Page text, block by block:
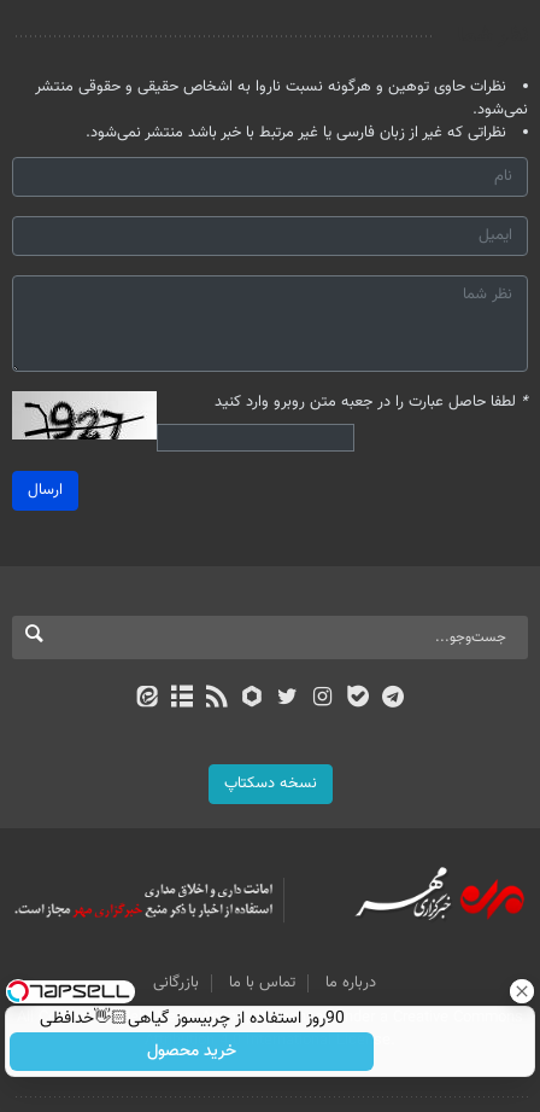
نظرات حاوی توهین و هرگونه نسبت ناروا به اشخاص حقیقی و حقوقی منتشر
نمی‌شود.
نظراتی که غیر از زبان فارسی یا غیر مرتبط با خبر باشد منتشر نمی‌شود.
* لطفا حاصل عبارت را در جعبه متن روبرو وارد کنید
ارسال
نسخه دسکتاپ
درباره ما تماس با ما
بازرگانی
All Content by Mehr News Agency is licensed under a Creative Commons
Attribution 4.0 International License.
90روز استفاده از چربیسوز گیاهی👋🏻خدافظی
همیشگی با چاقی!خرید با تخفیف
خرید محصول